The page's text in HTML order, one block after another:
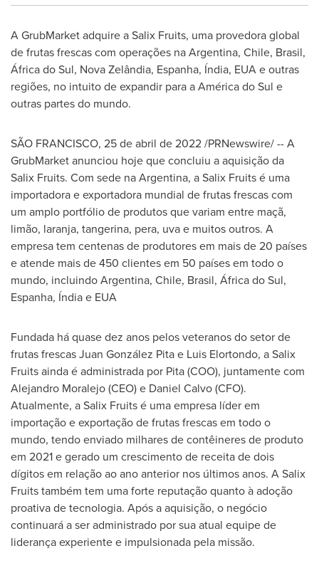
A GrubMarket adquire a Salix Fruits, uma provedora global
de frutas frescas com operações naArgentina, Chile, Brasil,
África do Sul, Nova Zelândia, Espanha, Índia, EUA e outras
regiões, no intuito de expandir para a América do Sul e
outras partes do mundo.
SÃO FRANCISCO, 25 de abril de 2022/PRNewswire/ -- A
GrubMarket anunciou hoje que concluiu a aquisição da
Salix Fruits. Com sede naArgentina, a Salix Fruits é uma
importadora e exportadora mundial de frutas frescas com
um amplo portfólio de produtos que variam entre maçã,
limão, laranja, tangerina, pera, uva e muitos outros. A
empresa tem centenas de produtores em mais de 20 países
e atende mais de 450 clientes em 50 países em todo o
mundo, incluindoArgentina, Chile, Brasil, África do Sul,
Espanha, Índia e EUA
Fundada há quase dez anos pelos veteranos do setor de
frutas frescas Juan González Pita e Luis Elortondo, a Salix
Fruits ainda é administrada por Pita (COO), juntamente com
Alejandro Moralejo(CEO) e Daniel Calvo(CFO).
Atualmente, a Salix Fruits é uma empresa líder em
importação e exportação de frutas frescas em todo o
mundo, tendo enviado milhares de contêineres de produto
em 2021 e gerado um crescimento de receita de dois
dígitos em relação ao ano anterior nos últimos anos. A Salix
Fruits também tem uma forte reputação quanto à adoção
proativa de tecnologia. Após a aquisição, o negócio
continuará a ser administrado por sua atual equipe de
liderança experiente e impulsionada pela missão.